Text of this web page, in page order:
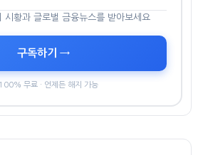
시황과 글로벌 금융뉴스를 받아보세요
구독하기 →
무료 · 언제든 해지 가능